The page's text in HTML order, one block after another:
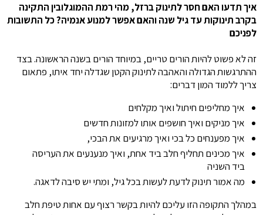
איך תדעו האם חסר לתינוק ברזל, מהי רמת ההמוגלובין התקינה
בקרב תינוקות עד גיל שנה והאם אפשר למנוע אנמיה? כל התשובות
לפניכם
זה לא פשוט להיות הורים טריים, במיוחד הורים בשנה הראשונה. בצד
ההתרגשות הגדולה והאהבה לתינוק הקטן שגדלה יחד איתו, פתאום
צריך ללמוד המון דברים:
איך מחליפים חיתול ואיך מקלחים
איך מניקים ואיך חושפים אותו למזונות חדשים
איך מפענחים כל בכי ואיך מרגיעים את הבכי,
איך מכינים תחליף חלב ביד אחת, ואיך מנענעים את העריסה
ביד השניה
מה אמור תינוק לדעת לעשות בכל גיל, ומתי יש סיבה לדאגה.
במהלך התקופה הזו עליכם להיות בקשר רצוף עם אחות טיפת חלב